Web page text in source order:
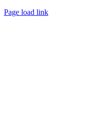
Page load link